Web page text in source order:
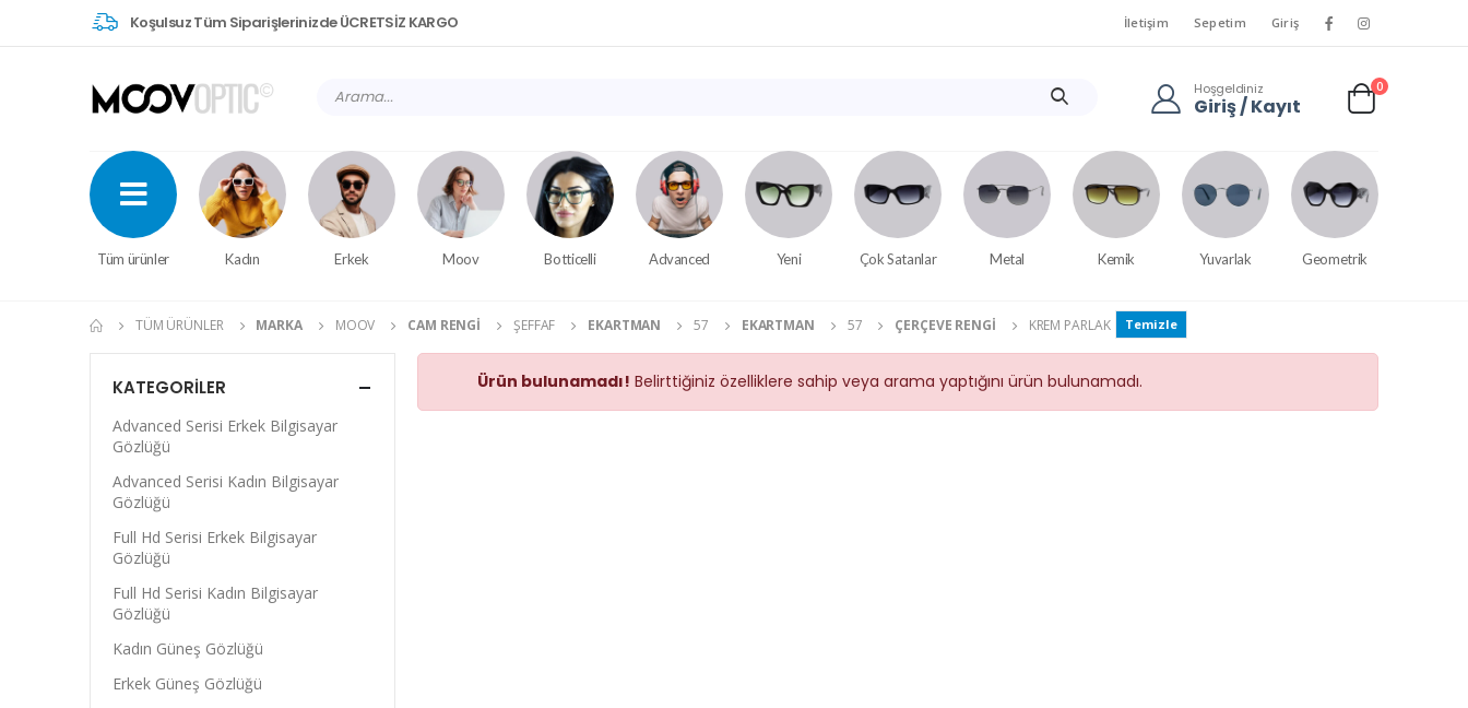
Koşulsuz Tüm Siparişlerinizde ÜCRETSİZ KARGO İletişim Sepetim Giriş
Hoşgeldiniz
Giriş / Kayıt
0
Tüm ürünler Kadın Erkek Moov Botticelli Advanced Yeni Çok Satanlar Metal Kemik Yuvarlak Geometrik
TÜM ÜRÜNLER MARKA MOOV CAM RENGI ŞEFFAF EKARTMAN 57 EKARTMAN 57 ÇERÇEVE RENGI KREM PARLAK Temizle
Ürün bulunamadı! Belirttiğiniz özelliklere sahip veya arama yaptığını ürün bulunamadı.
KATEGORILER
Advanced Serisi Erkek Bilgisayar
Gözlüğü
Advanced Serisi Kadın Bilgisayar
Gözlüğü
Full Hd Serisi Erkek Bilgisayar
Gözlüğü
Full Hd Serisi Kadın Bilgisayar
Gözlüğü
Kadın Güneş Gözlüğü
Erkek Güneş Gözlüğü